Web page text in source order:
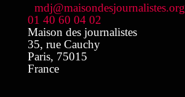
mdj@maisondesjournalistes.org
01 40 60 04 02
Maison des journalistes
35, rue Cauchy
Paris, 75015
France